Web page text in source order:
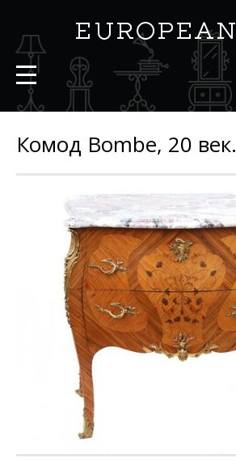
Комод Bombe, 20 век.